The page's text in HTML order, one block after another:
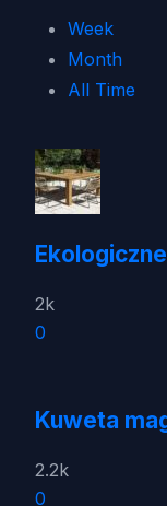
Week
Month
All Time
2k
0
Kuweta
2.2k
0